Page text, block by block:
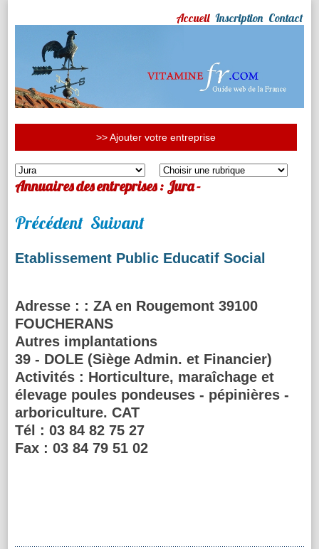
Accueil Inscription Contact
>> Ajouter votre entreprise
Annuaires des entreprises : Jura -
Précédent Suivant
Etablissement Public Educatif Social
Adresse : : ZA en Rougemont 39100
FOUCHERANS
Autres implantations
39 - DOLE (Siège Admin. et Financier)
Activités : Horticulture, maraîchage et
élevage poules pondeuses - pépinières -
arboriculture. CAT
Tél : 03 84 82 75 27
Fax : 03 84 79 51 02